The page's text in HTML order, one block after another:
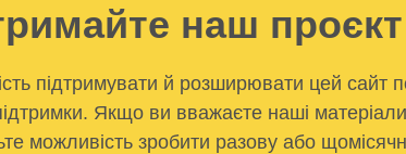
наш проєкт
підтримувати й розширювати цей сайт
Якщо ви вважаєте наші
можливість зробити разову або